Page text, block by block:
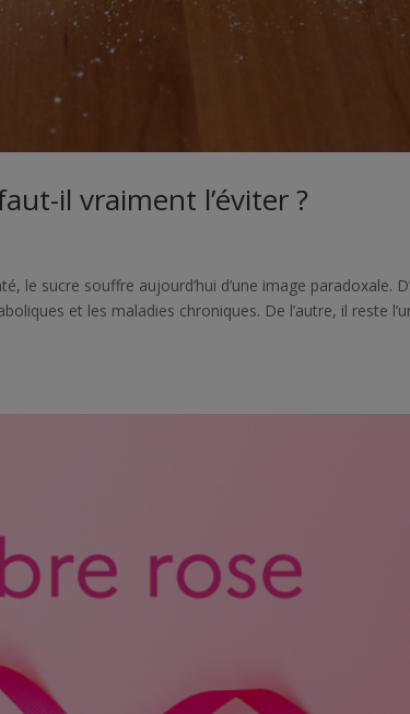
il vraiment l’éviter ?
le sucre souffre aujourd’hui d’une image paradoxale.
et les maladies chroniques. De l’autre, il reste